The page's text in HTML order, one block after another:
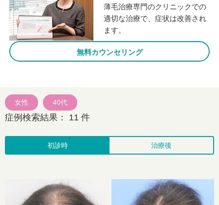
薄毛治療専門のクリニックでの
適切な治療で、症状は改善され
ます。
無料カウンセリング
症例検索結果： 11 件
女性 40代
初診時 治療後